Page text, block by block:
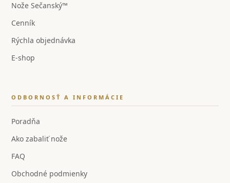
Nože Sečanský™
Cenník
Rýchla objednávka
E-shop
ODBORNOSŤ A INFORMÁCIE
Poradňa
Ako zabaliť nože
FAQ
Obchodné podmienky